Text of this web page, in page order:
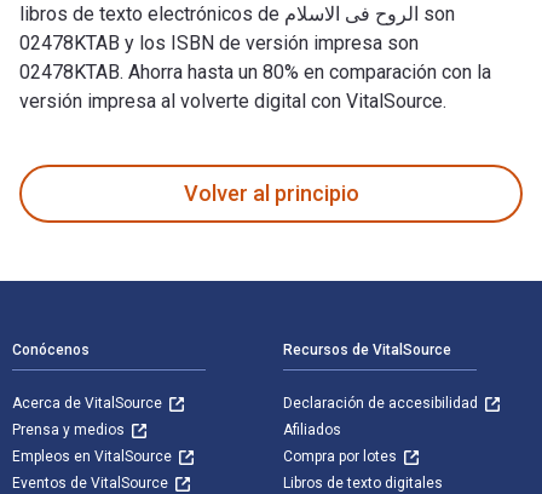
libros de texto electrónicos de الروح فى الاسلام son
02478KTAB y los ISBN de versión impresa son
02478KTAB. Ahorra hasta un 80% en comparación con la
versión impresa al volverte digital con VitalSource.
Volver al principio
Conócenos
Acerca de VitalSource
Prensa y medios
Empleos en VitalSource
Eventos de VitalSource
Recursos de VitalSource
Declaración de accesibilidad
Afiliados
Compra por lotes
Libros de texto digitales